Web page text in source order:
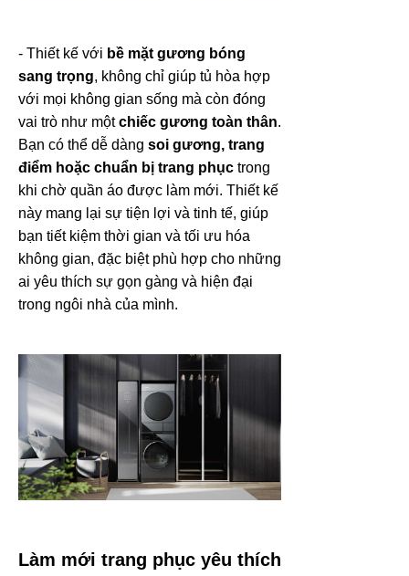
- Thiết kế với bề mặt gương bóng
sang trọng, không chỉ giúp tủ hòa hợp
với mọi không gian sống mà còn đóng
vai trò như mộtchiếc gương toàn thân.
Bạn có thể dễ dàng soi gương, trang
điểm hoặc chuẩn bị trang phục trong
khi chờ quần áo được làm mới. Thiết kế
này mang lại sự tiện lợi và tinh tế, giúp
bạn tiết kiệm thời gian và tối ưu hóa
không gian, đặc biệt phù hợp cho những
ai yêu thích sự gọn gàng và hiện đại
trong ngôi nhà của mình.
Làm mới trang phục yêu thích